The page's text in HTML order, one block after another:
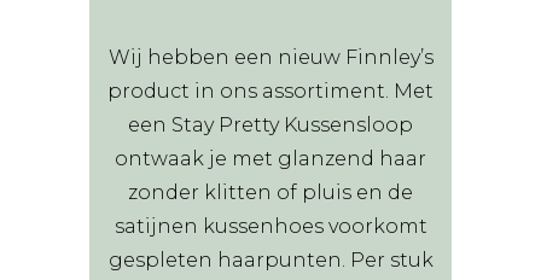
Wij hebben een nieuw Finnley’s
product in ons assortiment. Met
een Stay Pretty Kussensloop
ontwaak je met glanzend haar
zonder klitten of pluis en de
satijnen kussenhoes voorkomt
gespleten haarpunten. Per stuk